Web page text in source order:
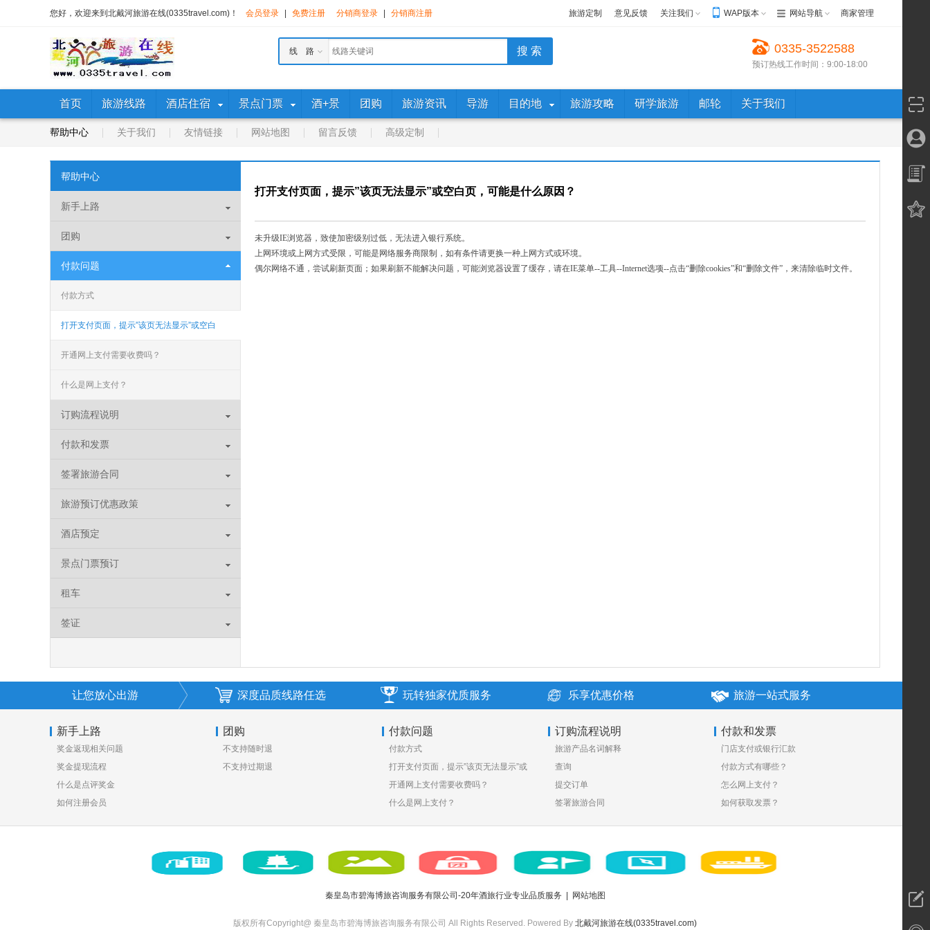
您好，欢迎来到北戴河旅游在线(0335travel.com)！ 会员登录 免费注册 分销商登录 分销商注册 旅游定制 意见反馈 关注我们 WAP版本 网站导航 商家管理
线 路 0335-3522588
预订热线工作时间：9:00-18:00
首页 旅游线路 酒店住宿 景点门票 酒+景 团购 旅游资讯 导游 目的地 旅游攻略 研学旅游 邮轮 关于我们
帮助中心 关于我们 友情链接 网站地图 留言反馈 高级定制
帮助中心
新手上路
团购
付款问题
付款方式
打开支付页面，提示”该页无法显示”或空白
页，可能是什么原因？
开通网上支付需要收费吗？
什么是网上支付？
订购流程说明
付款和发票
签署旅游合同
旅游预订优惠政策
酒店预定
景点门票预订
租车
签证
打开支付页面，提示”该页无法显示”或空白页，可能是什么原因？
未升级IE浏览器，致使加密级别过低，无法进入银行系统。
上网环境或上网方式受限，可能是网络服务商限制，如有条件请更换一种上网方式或环境。
偶尔网络不通，尝试刷新页面；如果刷新不能解决问题，可能浏览器设置了缓存，请在IE菜单--工具--Internet选项--点击“删除cookies”和“删除文件”，来清除临时文件。
让您放心出游 深度品质线路任选 玩转独家优质服务 乐享优惠价格 旅游一站式服务
新手上路
奖金返现相关问题
奖金提现流程
什么是点评奖金
如何注册会员
团购
不支持随时退
不支持过期退
付款问题
付款方式
打开支付页面，提示”该页无法显示”或
空白页，可能是什么原因？
开通网上支付需要收费吗？
什么是网上支付？
订购流程说明
旅游产品名词解释
查询
提交订单
签署旅游合同
付款和发票
门店支付或银行汇款
付款方式有哪些？
怎么网上支付？
如何获取发票？
秦皇岛市碧海博旅咨询服务有限公司-20年酒旅行业专业品质服务 | 网站地图
版权所有Copyright@ 秦皇岛市碧海博旅咨询服务有限公司 All Rights Reserved. Powered By 北戴河旅游在线(0335travel.com)